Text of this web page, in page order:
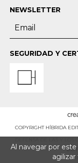
Al navegar por este
NEWSLETTER
SEGURIDAD Y
COPYRIGHT HÍBRIDA